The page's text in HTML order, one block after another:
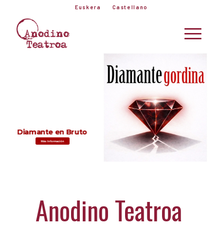
Euskera Castellano
Diamante en Bruto
Más Información
Anodino Teatroa